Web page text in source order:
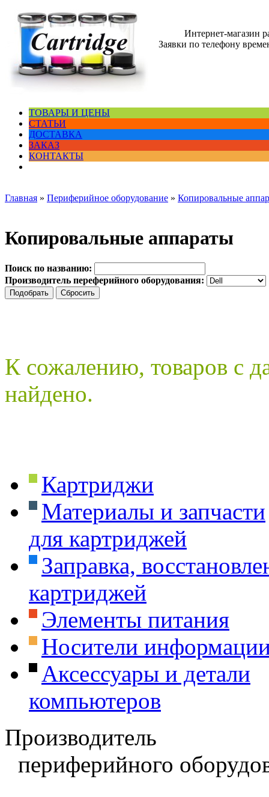
Интернет-магазин
Заявки по телефону
ТОВАРЫ И ЦЕНЫ
СТАТЬИ
ДОСТАВКА
ЗАКАЗ
КОНТАКТЫ
Главная » Периферийное оборудование » Копировальные
Копировальные аппараты
Поиск по названию:
Производитель переферийного оборудования:
К сожалению, товаров с
найдено.
Картриджи
Материалы и запчасти
для картриджей
Заправка,
картриджей
Элементы питания
Носители
Аксессуары и детали
компьютеров
Производитель
периферийного